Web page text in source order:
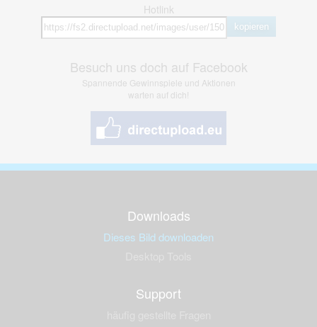
Hotlink
kopieren
Besuch uns doch auf Facebook
Spannende Gewinnspiele und Aktionen
warten auf dich!
Downloads
Dieses Bild downloaden
Support